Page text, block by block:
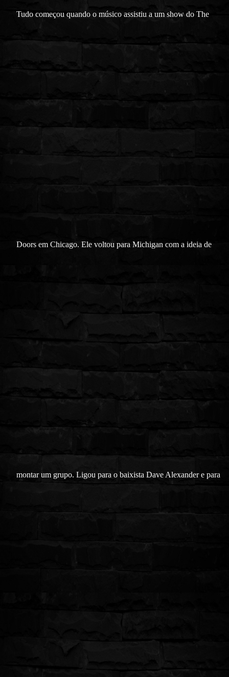
Tudo começou quando o músico assistiu a um show do The
Doors em Chicago. Ele voltou para Michigan com a ideia de
montar um grupo. Ligou para o baixista Dave Alexander e para